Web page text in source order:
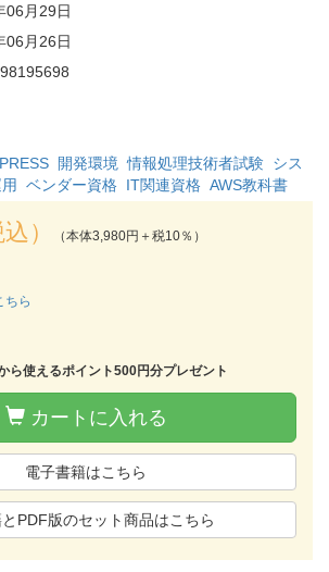
06月29日
06月26日
開発環境 情報処理技術者試験 シス
ベンダー資格 IT関連資格 AWS教科書
） （本体3,980円＋税10％）
ちら
ら使えるポイント500円分プレゼント
カートに入れる
電子書籍はこちら
PDF版のセット商品はこちら